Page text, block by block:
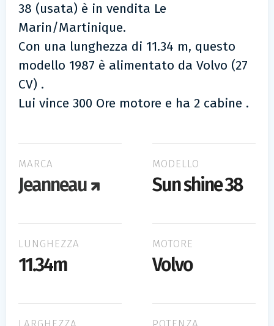
38 (usata) è in vendita Le
Marin/Martinique.
Con una lunghezza di 11.34 m, questo
modello 1987 è alimentato da Volvo (27
CV) .
Lui vince 300 Ore motore e ha 2 cabine .
MARCA
Jeanneau
MODELLO
Sun shine 38
LUNGHEZZA
11.34m
MOTORE
Volvo